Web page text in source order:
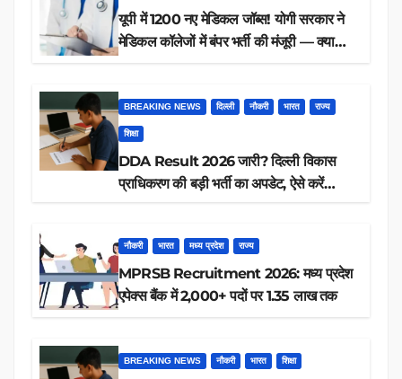
यूपी में 1200 नए मेडिकल जॉब्स! योगी सरकार ने
मेडिकल कॉलेजों में बंपर भर्ती की मंजूरी — क्या
BREAKING NEWS दिल्ली नौकरी भारत राज्य
शिक्षा
DDA Result 2026 जारी? दिल्ली विकास
प्राधिकरण की बड़ी भर्ती का अपडेट, ऐसे करें
नौकरी भारत मध्य प्रदेश राज्य
MPRSB Recruitment 2026: मध्य प्रदेश
एपेक्स बैंक में 2,000+ पदों पर 1.35 लाख तक
BREAKING NEWS नौकरी भारत शिक्षा